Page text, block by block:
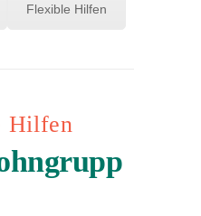
Flexible Hilfen
Hilfen